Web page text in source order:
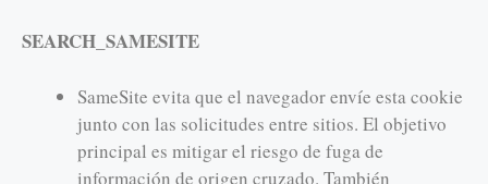
SEARCH_SAMESITE
SameSite evita que el navegador envíe esta cookie
junto con las solicitudes entre sitios. El objetivo
principal es mitigar el riesgo de fuga de
información de origen cruzado. También